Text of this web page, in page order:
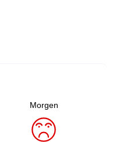
Morgen